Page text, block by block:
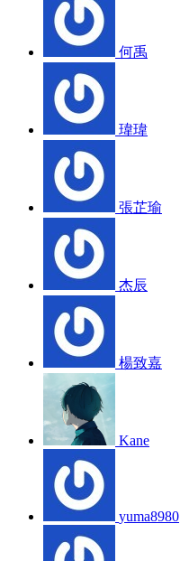
何禹
瑋瑋
張芷瑜
杰辰
楊致嘉
Kane
yuma8980